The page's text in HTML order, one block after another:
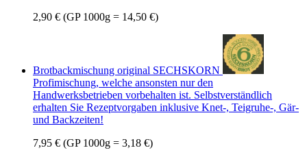
2,90 € (GP 1000g = 14,50 €)
Brotbackmischung original SECHSKORN
Profimischung, welche ansonsten nur den
Handwerksbetrieben vorbehalten ist. Selbstverständlich
erhalten Sie Rezeptvorgaben inklusive Knet-, Teigruhe-, Gär-
und Backzeiten!
7,95 € (GP 1000g = 3,18 €)